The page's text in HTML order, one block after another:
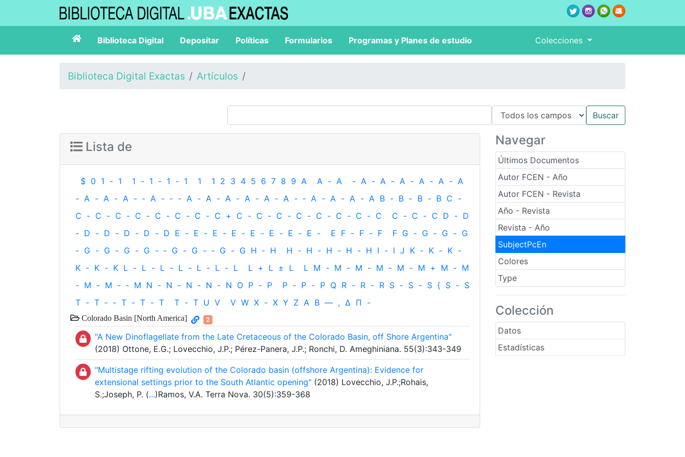
Biblioteca Digital Depositar Políticas Formularios Programas y Planes de estudio Colecciones
Biblioteca Digital Exactas Artículos
Navegar
Últimos Documentos
Autor FCEN - Año
Autor FCEN - Revista
Año - Revista
Revista - Año
SubjectPcEn
Colores
Type
Colección
Datos
Estadísticas
Lista de
$ 0 1 - 1 1 - 1 - 1 - 1 1 1 2 3 4 5 6 7 8 9 A A - A - A - A - A - A - A - A
- A - A - A - ‐ A - ‐ - A - A - A - A - A - A - ‐ A - A - A - A B - B - B - B C -
C - C - C - C - C - C - C - C + C - C - C - C - C - C - C - C C - C - C D - D
- D - D - D - D - D E - E - E - E - E - E - E - E - E F - F - F F G - G - G - G
- G - G - G - G - ‐ G - G - ‐ G - G H ‐ H H - H - H - H - H I - I J K - K - K -
K - K - K L - L - L - L - L - L - L L + L ± L L M - M - M - M - M - M + M - M
- M - M - ‐ M N - N - N - N - N O P - P P - P - P Q R - R - R S - S - S { S - S
T - T ‐ - T - T - T T - T U V V W X - X Y Z Α Β — , Δ Π -
Colorado Basin [North America] 2
"A New Dinoflagellate from the Late Cretaceous of the Colorado Basin, off Shore Argentina"
(2018) Ottone, E.G.; Lovecchio, J.P.; Pérez-Panera, J.P.; Ronchi, D. Ameghiniana. 55(3):343-349
"Multistage rifting evolution of the Colorado basin (offshore Argentina): Evidence for
extensional settings prior to the South Atlantic opening" (2018) Lovecchio, J.P.;Rohais,
S.;Joseph, P. (...)Ramos, V.A. Terra Nova. 30(5):359-368